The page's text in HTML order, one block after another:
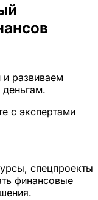
и развиваем
деньгам.
с экспертами
спецпроекты
финансовые